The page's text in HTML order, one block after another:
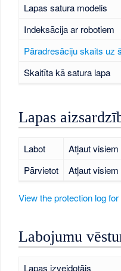
Lapas satura modelis
Indeksācija ar robotiem
Pāradresāciju skaits uz
Skaitīta kā satura lapa
Lapas
Labot
Atļaut
Pārvietot
Atļaut
View the protection log
Labojumu
Lapas izveidotājs